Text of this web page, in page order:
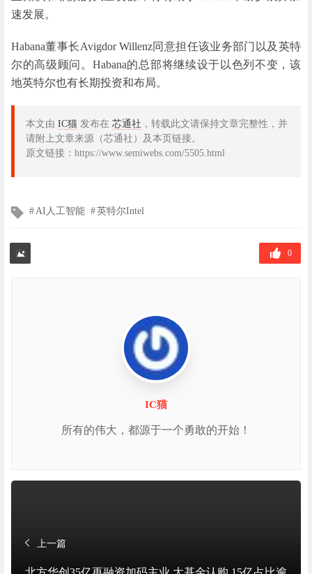
速发展。
Habana董事长Avigdor Willenz同意担任该业务部门以及英特
尔的高级顾问。Habana的总部将继续设于以色列不变，该
地英特尔也有长期投资和布局。
本文由 IC猫 发布在 芯通社 ，转载此文请保持文章完整性，并
请附上文章来源（芯通社）及本页链接。
原文链接：https://www.semiwebs.com/5505.html
文
签
AI人工智能 英特尔Intel
0
IC猫
所有的伟大，都源于一个勇敢的开始！
上一篇